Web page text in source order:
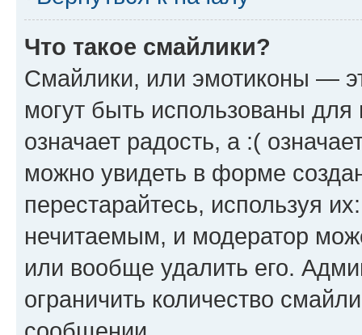
Что такое смайлики?
Смайлики, или эмотиконы —
могут быть использованы
означает радость, а :(
можно увидеть в форме
перестарайтесь, используя
нечитаемым, и модератор
или вообще удалить его.
ограничить количество